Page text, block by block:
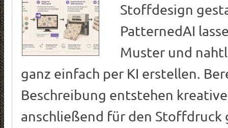
Stoffdesign
PatternedAI
Muster und
ganz einfach per KI erstellen.
Beschreibung entstehen
anschließend für den